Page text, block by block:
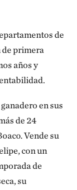
de
primera
años y
en sus
de 24
Vende su
con un
de
su